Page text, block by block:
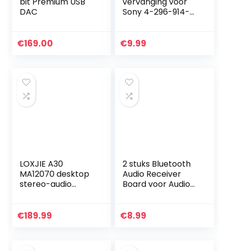
DAC
€169.00
Sony 4-296-914-
hoofdtelefoon
€9.99
LOXJIE A30
MA12070 desktop
stereo-audio
terker-
€189.99
2 stuks Bluetooth
Audio Receiver
Board voor Audio
Luidspreker
€8.99